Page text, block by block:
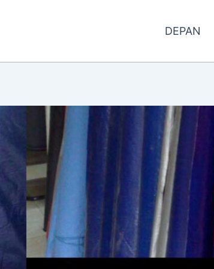
DEPAN